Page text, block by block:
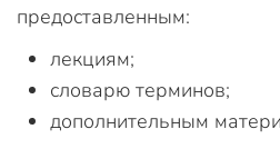
предоставленным:
лекциям;
словарю терминов;
дополнительным